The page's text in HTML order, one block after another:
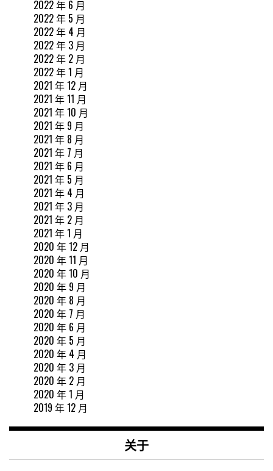
2022 年 6 月
2022 年 5 月
2022 年 4 月
2022 年 3 月
2022 年 2 月
2022 年 1 月
2021 年 12 月
2021 年 11 月
2021 年 10 月
2021 年 9 月
2021 年 8 月
2021 年 7 月
2021 年 6 月
2021 年 5 月
2021 年 4 月
2021 年 3 月
2021 年 2 月
2021 年 1 月
2020 年 12 月
2020 年 11 月
2020 年 10 月
2020 年 9 月
2020 年 8 月
2020 年 7 月
2020 年 6 月
2020 年 5 月
2020 年 4 月
2020 年 3 月
2020 年 2 月
2020 年 1 月
2019 年 12 月
关于